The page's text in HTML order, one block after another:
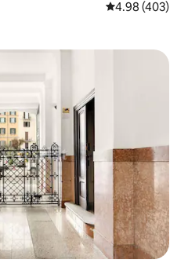
平均评分 4.98
4.98 (403)